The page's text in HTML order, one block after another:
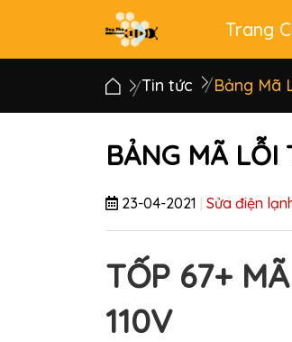
Main
menu
Trang
Tin tức Bảng Mã
BẢNG MÃ LỖI
23-04-2021 Sửa điện
TỐP 67+
110V